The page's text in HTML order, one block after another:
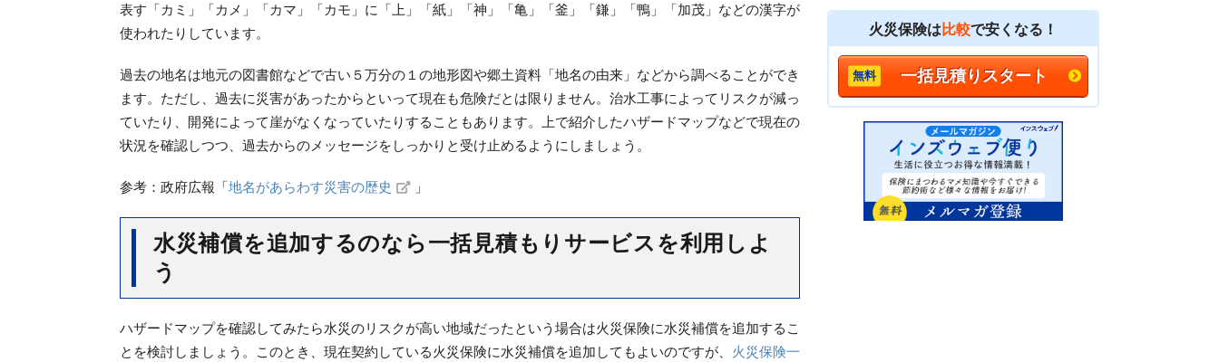
表す「カミ」「カメ」「カマ」「カモ」に「上」「紙」「神」「亀」「釜」「鎌」「鴨」「加茂」などの漢字が
使われたりしています。
過去の地名は地元の図書館などで古い５万分の１の地形図や郷土資料「地名の由来」などから調べることができ
ます。ただし、過去に災害があったからといって現在も危険だとは限りません。治水工事によってリスクが減っ
ていたり、開発によって崖がなくなっていたりすることもあります。上で紹介したハザードマップなどで現在の
状況を確認しつつ、過去からのメッセージをしっかりと受け止めるようにしましょう。
参考：政府広報「地名があらわす災害の歴史 」
水災補償を追加するのなら一括見積もりサービスを利用しよ
う
ハザードマップを確認してみたら水災のリスクが高い地域だったという場合は火災保険に水災補償を追加するこ
とを検討しましょう。このとき、現在契約している火災保険に水災補償を追加してもよいのですが、 火災保険一
火災保険は比較で安くなる！
一括見積りスタート